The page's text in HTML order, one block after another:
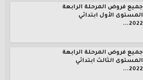
جميع فروض المرحلة الرابعة
المستوى الأول ابتدائي
2022...
جميع فروض المرحلة الرابعة
المستوى الثالث ابتدائي
2022...